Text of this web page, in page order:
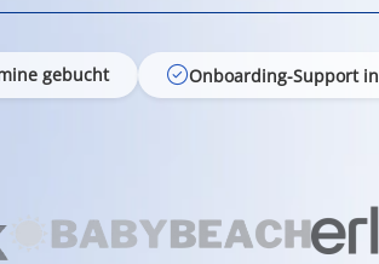
gebucht Onboarding-Support